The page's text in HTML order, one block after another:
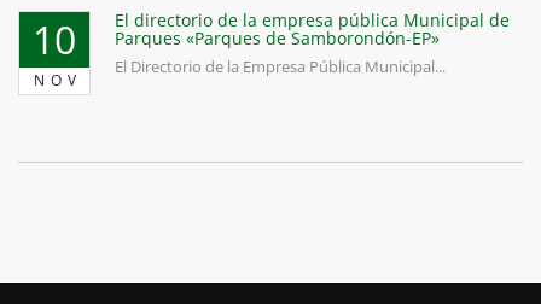
10
NOV
El directorio de la empresa pública Municipal de
Parques «Parques de Samborondón-EP»
El Directorio de la Empresa Pública Municipal...